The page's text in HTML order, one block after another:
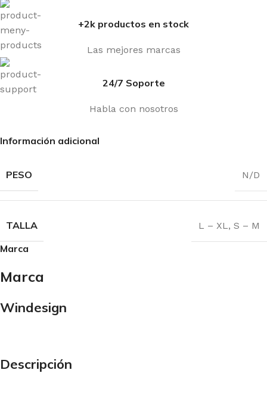
+2k productos en stock
Las mejores marcas
24/7 Soporte
Habla con nosotros
Información adicional
PESO N/D
TALLA L – XL, S – M
Marca
Marca
Windesign
Descripción